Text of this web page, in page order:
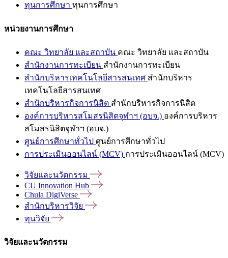
ทุนการศึกษา ทุนการศึกษา
หน่วยงานการศึกษา
คณะ วิทยาลัย และสถาบัน คณะ วิทยาลัย และสถาบัน
สำนักงานการทะเบียน สำนักงานการทะเบียน
สำนักบริหารเทคโนโลยีสารสนเทศ สำนักบริหาร
เทคโนโลยีสารสนเทศ
สำนักบริหารกิจการนิสิต สำนักบริหารกิจการนิสิต
องค์การบริหารสโมสรนิสิตจุฬาฯ (อบจ.) องค์การบริหาร
สโมสรนิสิตจุฬาฯ (อบจ.)
ศูนย์การศึกษาทั่วไป ศูนย์การศึกษาทั่วไป
การประเมินออนไลน์ (MCV) การประเมินออนไลน์ (MCV)
วิจัยและนวัตกรรม
CU Innovation Hub
Chula DigiVerse
สำนักบริหารวิจัย
ทุนวิจัย
วิจัยและนวัตกรรม